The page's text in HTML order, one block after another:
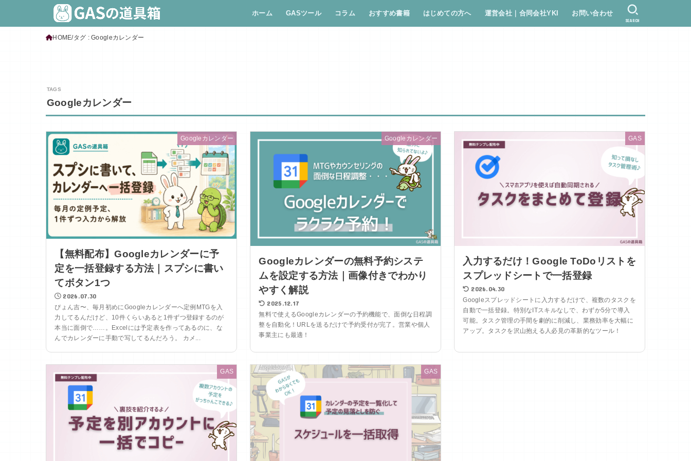
ホーム GASツール コラム おすすめ書籍 はじめての方へ 運営会社｜合同会社YKI お問い合わせ
SEARCH
HOME タグ : Googleカレンダー
Googleカレンダー
Googleカレンダー
【無料配布】Googleカレンダーに予
定を一括登録する方法｜スプシに書い
てボタン1つ
2026.07.30
ぴょん吉〜、毎月初めにGoogleカレンダーへ定例MTGを入
力してるんだけど、10件くらいあると1件ずつ登録するのが
本当に面倒で……。Excelには予定表を作ってあるのに、な
んでカレンダーに手動で写してるんだろう。 カメ...
Googleカレンダー
Googleカレンダーの無料予約システ
ムを設定する方法｜画像付きでわかり
やすく解説
2025.12.17
無料で使えるGoogleカレンダーの予約機能で、面倒な日程調
整を自動化！URLを送るだけで予約受付が完了。営業や個人
事業主にも最適！
GAS
入力するだけ！Google ToDoリストを
スプレッドシートで一括登録
2026.04.30
Googleスプレッドシートに入力するだけで、複数のタスクを
自動で一括登録。特別なITスキルなしで、わずか5分で導入
可能。タスク管理の手間を劇的に削減し、業務効率を大幅に
アップ。タスクを沢山抱える人必見の革新的なツール！
GAS GAS